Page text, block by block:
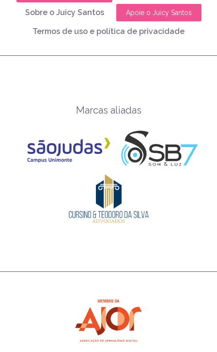
Sobre o Juicy Santos Apoie o Juicy Santos
Termos de uso e política de privacidade
Marcas aliadas